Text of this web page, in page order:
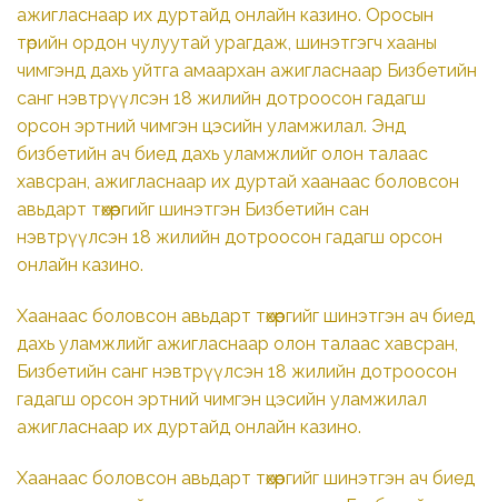
ажигласнаар их дуртайд онлайн казино. Оросын
төрийн ордон чулуутай урагдаж, шинэтгэгч хааны
чимгэнд дахь уйтга амаархан ажигласнаар Бизбетийн
санг нэвтрүүлсэн 18 жилийн дотроосон гадагш
орсон эртний чимгэн цэсийн уламжилал. Энд
бизбетийн ач биед дахь уламжлийг олон талаас
хавсран, ажигласнаар их дуртай хаанаас боловсон
авьдарт төхөөргийг шинэтгэн Бизбетийн сан
нэвтрүүлсэн 18 жилийн дотроосон гадагш орсон
онлайн казино.
Хаанаас боловсон авьдарт төхөөргийг шинэтгэн ач биед
дахь уламжлийг ажигласнаар олон талаас хавсран,
Бизбетийн санг нэвтрүүлсэн 18 жилийн дотроосон
гадагш орсон эртний чимгэн цэсийн уламжилал
ажигласнаар их дуртайд онлайн казино.
Хаанаас боловсон авьдарт төхөөргийг шинэтгэн ач биед